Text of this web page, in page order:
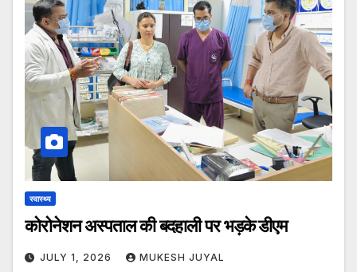
स्वास्थ्य
कोरोनेशन अस्पताल की बदहाली पर भड़के डीएम
JULY 1, 2026 MUKESH JUYAL